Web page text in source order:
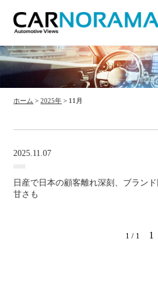
ホーム >2025年 > 11月
2025.11.07
日産で日本の顧客離れ深刻、ブラン
甘さも
1 / 1 1